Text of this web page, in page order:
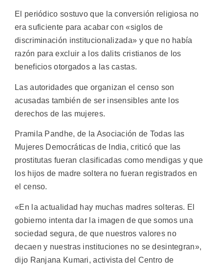
El periódico sostuvo que la conversión religiosa no
era suficiente para acabar con «siglos de
discriminación institucionalizada» y que no había
razón para excluir a los dalits cristianos de los
beneficios otorgados a las castas.
Las autoridades que organizan el censo son
acusadas también de ser insensibles ante los
derechos de las mujeres.
Pramila Pandhe, de la Asociación de Todas las
Mujeres Democráticas de India, criticó que las
prostitutas fueran clasificadas como mendigas y que
los hijos de madre soltera no fueran registrados en
el censo.
«En la actualidad hay muchas madres solteras. El
gobierno intenta dar la imagen de que somos una
sociedad segura, de que nuestros valores no
decaen y nuestras instituciones no se desintegran»,
dijo Ranjana Kumari, activista del Centro de